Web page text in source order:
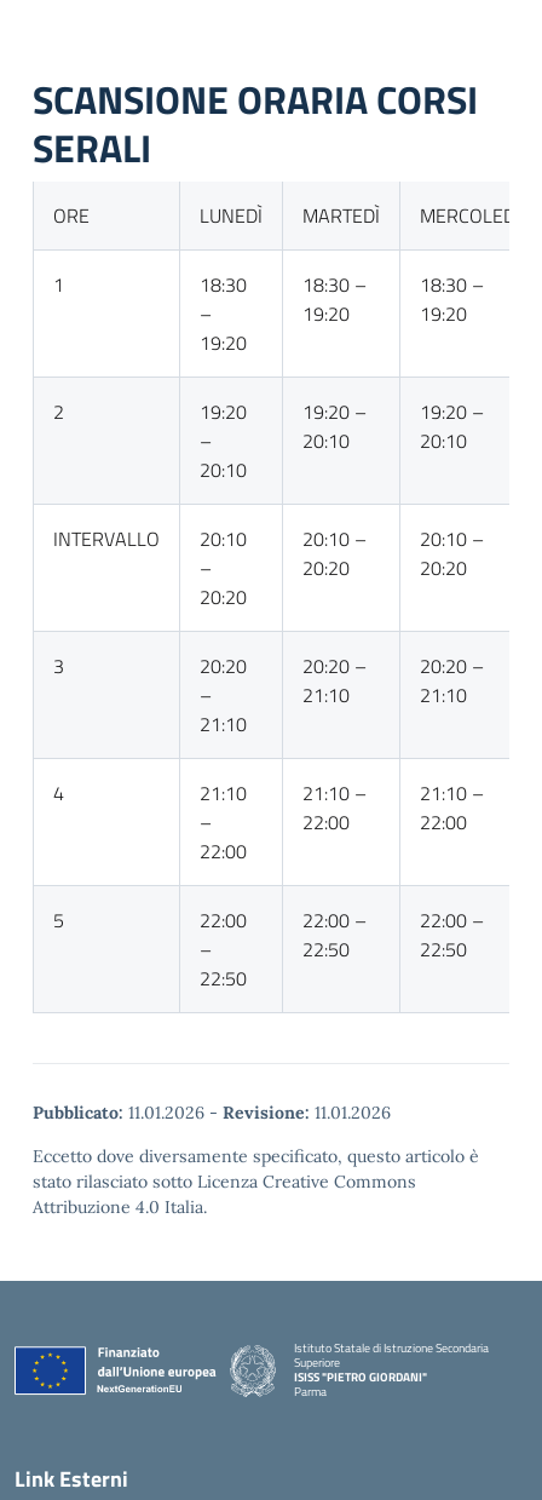
SCANSIONE ORARIA CORSI
SERALI
ORE LUNEDÌ MARTEDÌ MERCOLEDÌ
1
18:30
–
19:20
18:30 –
19:20
18:30 –
19:20
2
19:20
–
20:10
19:20 –
20:10
19:20 –
20:10
INTERVALLO
20:10
–
20:20
20:10 –
20:20
20:10 –
20:20
3
20:20
–
21:10
20:20 –
21:10
20:20 –
21:10
4
21:10
–
22:00
21:10 –
22:00
21:10 –
22:00
5
22:00
–
22:50
22:00 –
22:50
22:00 –
22:50
Pubblicato: 11.01.2026 - Revisione: 11.01.2026
Eccetto dove diversamente specificato, questo articolo è
stato rilasciato sotto Licenza Creative Commons
Attribuzione 4.0 Italia.
Istituto Statale di Istruzione Secondaria
Superiore
ISISS "PIETRO GIORDANI"
Parma
Link Esterni